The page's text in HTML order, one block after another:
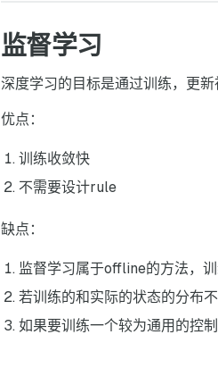
监督学习
深度学习的目标是通过训练，更
优点：
训练收敛快
不需要设计rule
缺点：
监督学习属于offline的方法，
若训练的和实际的状态的分布
如果要训练一个较为通用的控